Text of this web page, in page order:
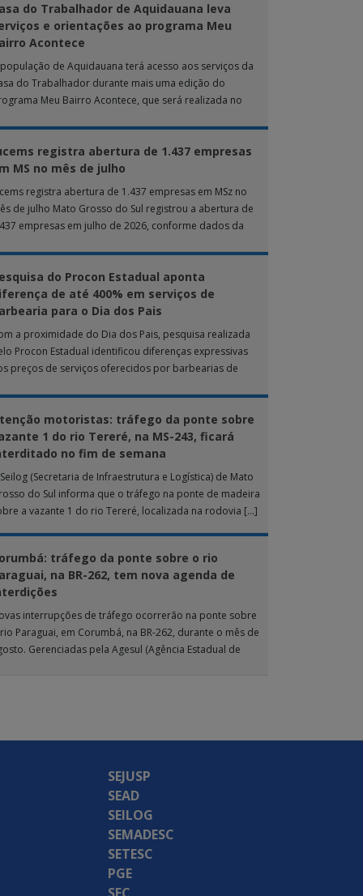
do Trabalhador de Aquidauana leva
e orientações ao programa Meu
Acontece
de Aquidauana terá acesso aos serviços da
do Trabalhador durante mais uma edição do
Meu Bairro Acontece, que será realizada no
registra abertura de 1.437 empresas
MS no mês de julho
registra abertura de 1.437 empresas em MSz no
de julho Mato Grosso do Sul registrou a abertura de
empresas em julho de 2026, conforme dados da
do Procon Estadual aponta
de até 400% em serviços de
para o Dia dos Pais
a proximidade do Dia dos Pais, pesquisa realizada
Procon Estadual identificou diferenças expressivas
preços de serviços oferecidos por barbearias de
motoristas: tráfego da ponte sobre
1 do rio Tereré, na MS-243, ficará
no fim de semana
(Secretaria de Infraestrutura e Logística) de Mato
do Sul informa que o tráfego na ponte de madeira
a vazante 1 do rio Tereré, localizada na rodovia […]
tráfego da ponte sobre o rio
na BR-262, tem nova agenda de
interrupções de tráfego ocorrerão na ponte sobre
Paraguai, em Corumbá, na BR-262, durante o mês de
Gerenciadas pela Agesul (Agência Estadual de
SEJUSP
SEAD
SEILOG
SEMADESC
SETESC
PGE